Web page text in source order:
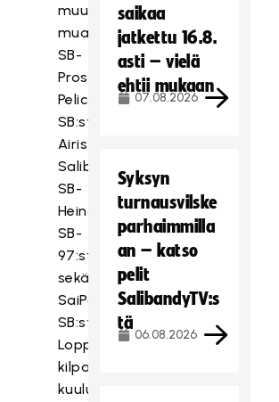
muun
muassa
SB-
Prosta,
Pelicans
SB:stä,
Airiston
Salibandysta,
SB-
Heinolasta,
SB-
97:sta
sekä
SaiPa
SB:sta.
Loppukilpailun
kilpailuformaattiin
kuului
saikaa
jatkettu 16.8.
asti – vielä
ehtii mukaan
07.08.2026
Syksyn
turnausvilske
parhaimmilla
an – katso
pelit
SalibandyTV:s
tä
06.08.2026